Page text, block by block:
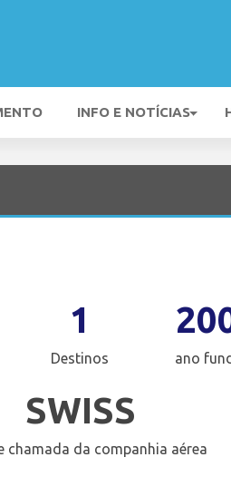
INFO E NOTÍCIAS
1
Destinos ano
SWISS
chamada da companhia aérea